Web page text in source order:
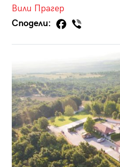
Вили Прагер
Сподели: